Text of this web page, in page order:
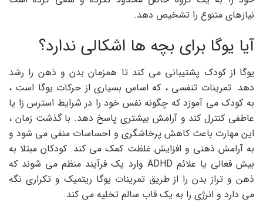
نیازهای متنوع را تشخیص دهد.
آیا یوگا برای بچه ها اشکالی ندارد؟
یوگا از کودک پشتیبانی می کند تا همزمان بدن و ذهن را رشد
دهد. تمرینات تنفسی ، که اساس بسیاری از حرکات یوگا است ،
به کودک می آموزد که چگونه نفس خود را در شرایط استرس زا یا
عاطفی کنترل کند و آرامش بیشتری پاسخ دهد. با گذشت زمان ،
این مهارت باعث کاهش پرخاشگری و احساسات منفی می شود و
به آرامش ذهنی و افزایش غلظت کمک می کند. کودکان مبتلا به
بیش فعالی یا علائم ADHD وارد یک فرآیند منظم می شوند که
ذهن و تراز بدن را از طریق تمرینات یوگا ریتمیک و تکراری نگه
می دارد و انرژی را به یک قاب سالم تخلیه می کند.